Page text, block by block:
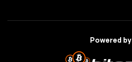
Powered by